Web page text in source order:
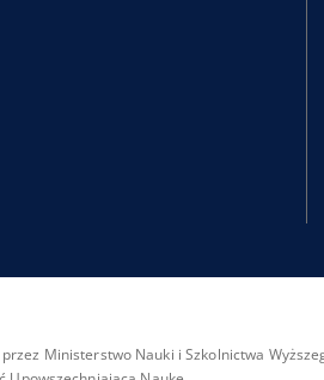
Ministerstwo Nauki i Szkolnictwa